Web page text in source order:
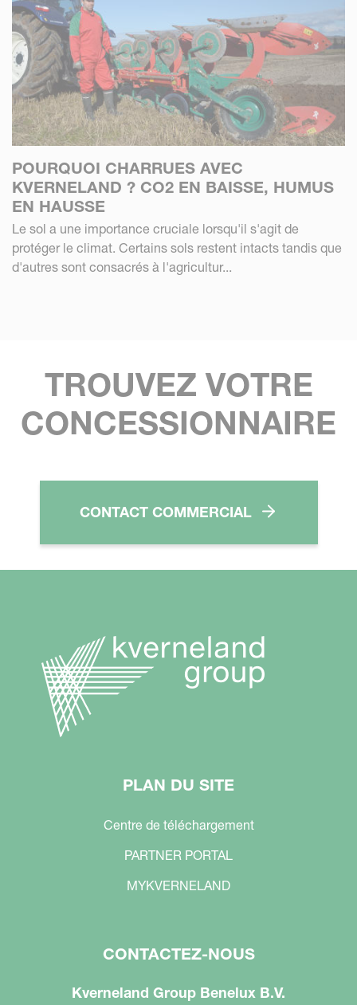
POURQUOI CHARRUES AVEC
KVERNELAND ? CO2 EN BAISSE, HUMUS
EN HAUSSE
Le sol a une importance cruciale lorsqu'il s'agit de
protéger le climat. Certains sols restent intacts tandis que
d'autres sont consacrés à l'agricultur...
TROUVEZ VOTRE
CONCESSIONNAIRE
CONTACT COMMERCIAL
PLAN DU SITE
Centre de téléchargement
PARTNER PORTAL
MYKVERNELAND
CONTACTEZ-NOUS
Kverneland Group Benelux B.V.